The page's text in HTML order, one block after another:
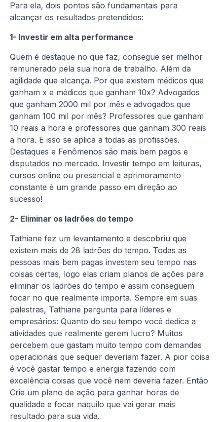
Para ela, dois pontos são fundamentais para
alcançar os resultados pretendidos:
1- Investir em alta performance
Quem é destaque no que faz, consegue ser melhor
remunerado pela sua hora de trabalho. Além da
agilidade que alcança. Por que existem médicos que
ganham x e médicos que ganham 10x? Advogados
que ganham 2000 mil por mês e advogados que
ganham 100 mil por mês? Professores que ganham
10 reais a hora e professores que ganham 300 reais
a hora. E isso se aplica a todas as profissões.
Destaques e Fenômenos são mais bem pagos e
disputados no mercado. Investir tempo em leituras,
cursos online ou presencial e aprimoramento
constante é um grande passo em direção ao
sucesso!
2- Eliminar os ladrões do tempo
Tathiane fez um levantamento e descobriu que
existem mais de 28 ladrões do tempo. Todas as
pessoas mais bem pagas investem seu tempo nas
coisas certas, logo elas criam planos de ações para
eliminar os ladrões do tempo e assim conseguem
focar no que realmente importa. Sempre em suas
palestras, Tathiane pergunta para líderes e
empresários: Quanto do seu tempo você dedica a
atividades que realmente gerem lucro? Muitos
percebem que gastam muito tempo com demandas
operacionais que sequer deveriam fazer. A pior coisa
é você gastar tempo e energia fazendo com
excelência coisas que você nem deveria fazer. Então
Crie um plano de ação para ganhar horas de
qualidade e focar naquilo que vai gerar mais
resultado para sua vida.